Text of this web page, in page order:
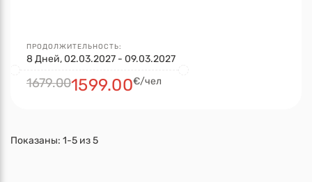
ПРОДОЛЖИТЕЛЬНОСТЬ:
8 Дней, 02.03.2027 - 09.03.2027
1679.001599.00€/чел
Показаны: 1-5 из5